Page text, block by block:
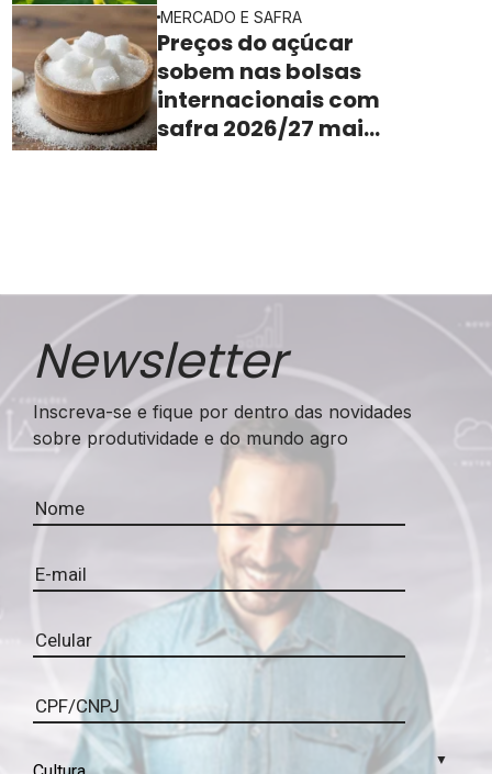
MERCADO E SAFRA
Preços do açúcar
sobem nas bolsas
internacionais com
safra 2026/27 mais
Newsletter
Inscreva-se e fique por dentro das novidades
sobre produtividade e do mundo agro